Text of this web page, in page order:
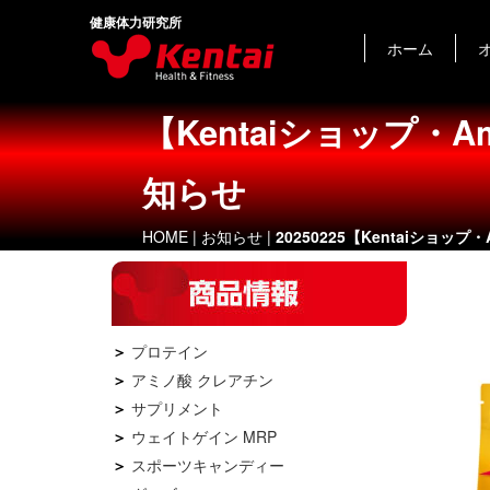
健康体力研究所
ホーム
【Kentaiショップ・
知らせ
HOME|お知らせ|20250225【Kentaiショップ
プロテイン
アミノ酸 クレアチン
サプリメント
ウェイトゲイン MRP
スポーツキャンディー